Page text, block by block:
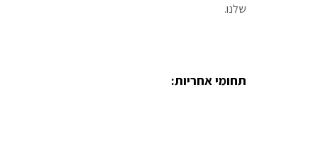
שלנו.
תחומי אחריות: